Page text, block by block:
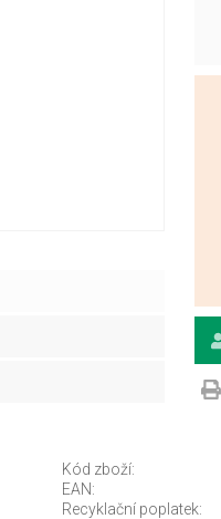
Kód zboží:
EAN:
Recyklační poplatek: